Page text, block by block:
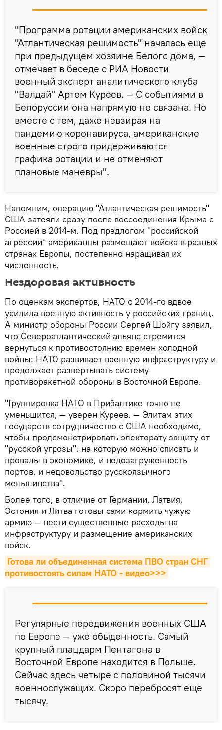
"Программа ротации американских войск
"Атлантическая решимость" началась еще
при предыдущем хозяине Белого дома, —
отмечает в беседе с РИА Новости
военный эксперт аналитического клуба
"Валдай" Артем Куреев. — С событиями в
Белоруссии она напрямую не связана. Но
вместе с тем, даже невзирая на
пандемию коронавируса, американские
военные строго придерживаются
графика ротации и не отменяют
плановые маневры".
Напомним, операцию "Атлантическая решимость"
США затеяли сразу после воссоединения Крыма с
Россией в 2014-м. Под предлогом "российской
агрессии" американцы размещают войска в разных
странах Европы, постепенно наращивая их
численность.
Нездоровая активность
По оценкам экспертов, НАТО с 2014-го вдвое
усилила военную активность у российских границ.
А министр обороны России Сергей Шойгу заявил,
что Североатлантический альянс стремится
вернуться к противостоянию времен холодной
войны: НАТО развивает военную инфраструктуру и
продолжает развертывать систему
противоракетной обороны в Восточной Европе.
"Группировка НАТО в Прибалтике точно не
уменьшится, — уверен Куреев. — Элитам этих
государств сотрудничество с США необходимо,
чтобы продемонстрировать электорату защиту от
"русской угрозы", на которую можно списать и
провалы в экономике, и недозагруженность
портов, и недовольство русскоязычного
меньшинства".
Более того, в отличие от Германии, Латвия,
Эстония и Литва готовы сами кормить чужую
армию — нести существенные расходы на
инфраструктуру и размещение американских
войск.
Готова ли объединенная система ПВО стран СНГ
противостоять силам НАТО - видео>>>
Регулярные передвижения военных США
по Европе — уже обыденность. Самый
крупный плацдарм Пентагона в
Восточной Европе находится в Польше.
Сейчас здесь четыре с половиной тысячи
военнослужащих. Скоро перебросят еще
тысячу.